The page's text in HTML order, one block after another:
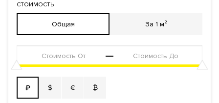
СТОИМОСТЬ
Общая За 1 м²
₽ $ € ₿